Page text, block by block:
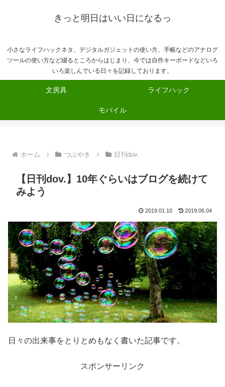
きっと明日はいい日になるっ
小さなライフハックネタ、デジタルガジェットの使い方、手帳などのアナログ
ツールの使い方など綴るところからはじまり、今では自作キーボードなどいろ
いろ楽しんでいる日々を記録しております。
文房具 ライフハック
モバイル
ホーム つぶやき 日刊dov.
【日刊dov.】10年ぐらいはブログを続けて
みよう
2019.01.10 2019.06.04
日々の出来事をとりとめもなく書いた記事です。
スポンサーリンク